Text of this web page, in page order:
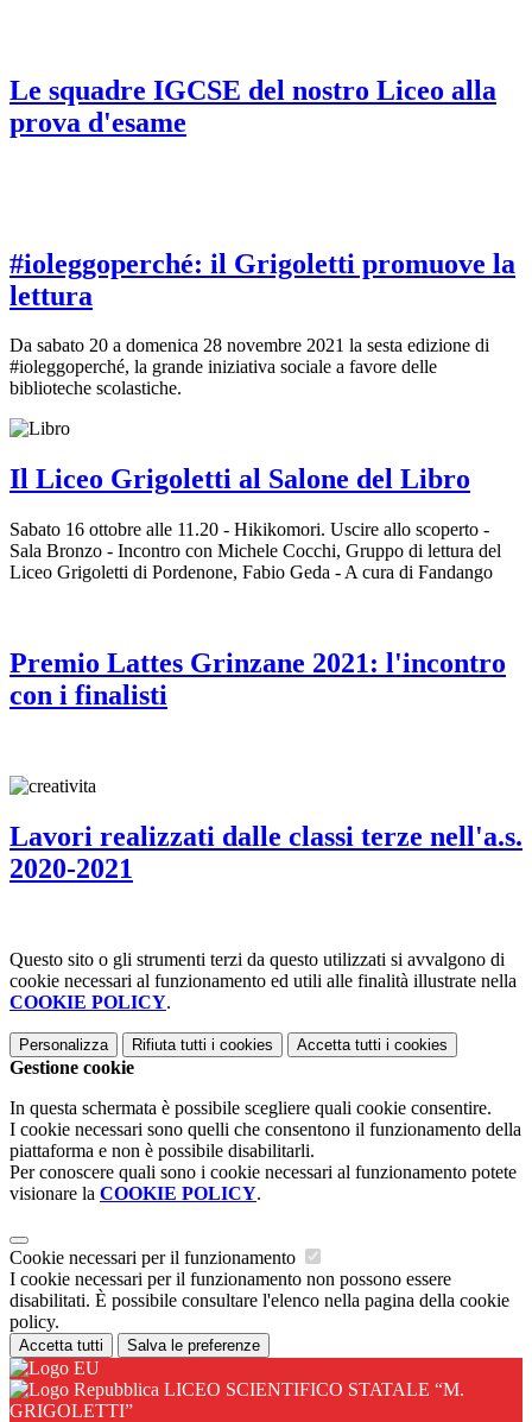
Le squadre IGCSE del nostro Liceo alla
prova d'esame
#ioleggoperché: il Grigoletti promuove la
lettura
Da sabato 20 a domenica 28 novembre 2021 la sesta edizione di
#ioleggoperché, la grande iniziativa sociale a favore delle
biblioteche scolastiche.
Il Liceo Grigoletti al Salone del Libro
Sabato 16 ottobre alle 11.20 - Hikikomori. Uscire allo scoperto -
Sala Bronzo - Incontro con Michele Cocchi, Gruppo di lettura del
Liceo Grigoletti di Pordenone, Fabio Geda - A cura di Fandango
Premio Lattes Grinzane 2021: l'incontro
con i finalisti
Lavori realizzati dalle classi terze nell'a.s.
2020-2021
Questo sito o gli strumenti terzi da questo utilizzati si avvalgono di
cookie necessari al funzionamento ed utili alle finalità illustrate nella
COOKIE POLICY.
Personalizza Rifiuta tutti i cookies Accetta tutti i cookies
Gestione cookie
In questa schermata è possibile scegliere quali cookie consentire.
I cookie necessari sono quelli che consentono il funzionamento della
piattaforma e non è possibile disabilitarli.
Per conoscere quali sono i cookie necessari al funzionamento potete
visionare la COOKIE POLICY.
Cookie necessari per il funzionamento
I cookie necessari per il funzionamento non possono essere
disabilitati. È possibile consultare l'elenco nella pagina della cookie
policy.
Accetta tutti Salva le preferenze
LICEO SCIENTIFICO STATALE “M.
GRIGOLETTI”